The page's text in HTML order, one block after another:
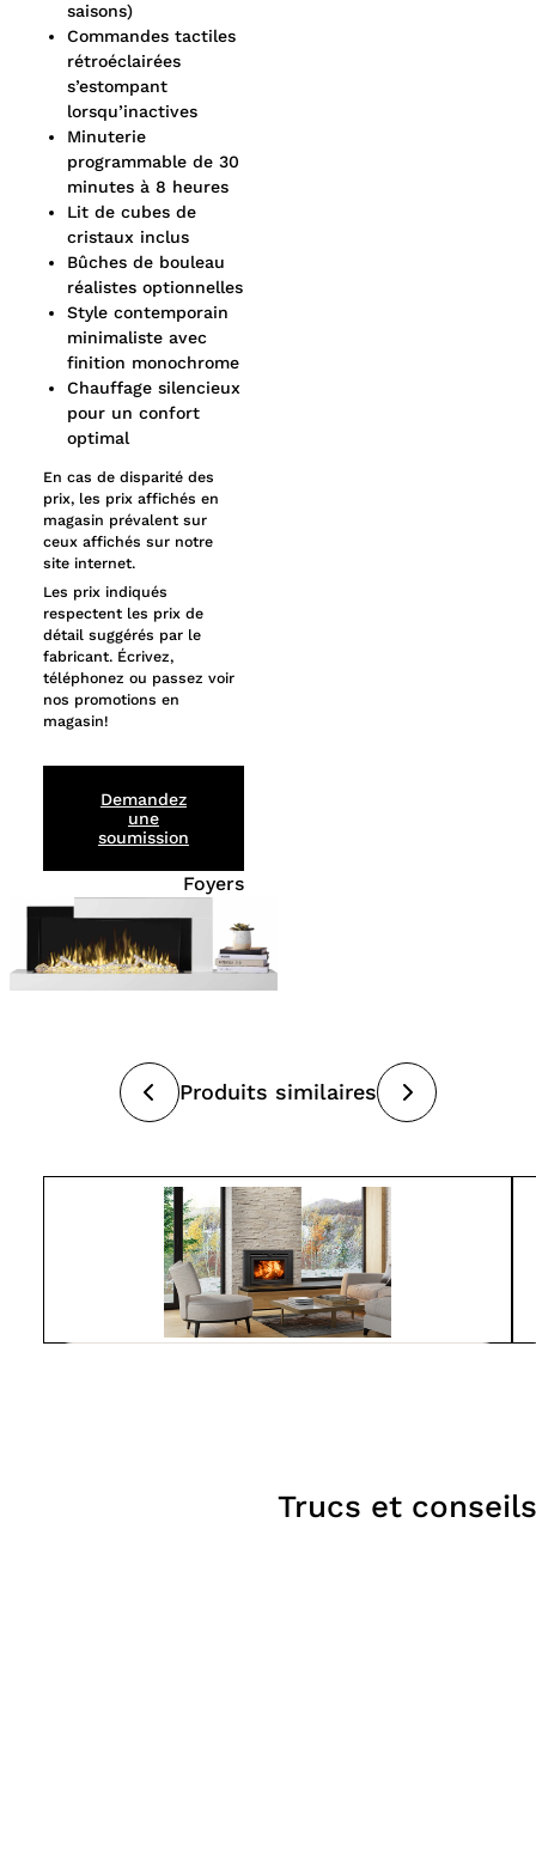
Foyers
saisons)
Commandes tactiles
rétroéclairées
s’estompant
lorsqu’inactives
Minuterie
programmable de 30
minutes à 8 heures
Lit de cubes de
cristaux inclus
Bûches de bouleau
réalistes optionnelles
Style contemporain
minimaliste avec
finition monochrome
Chauffage silencieux
pour un confort
optimal
En cas de disparité des
prix, les prix affichés en
magasin prévalent sur
ceux affichés sur notre
site internet.
Les prix indiqués
respectent les prix de
détail suggérés par le
fabricant. Écrivez,
téléphonez ou passez voir
nos promotions en
magasin!
Demandez
une
soumission
Produits similaires
Trucs et conseils